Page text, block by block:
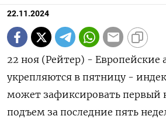
22.11.2024
22 ноя (Рейтер) - Европейские
укрепляются в пятницу -
может зафиксировать первый
подъем за последние пять